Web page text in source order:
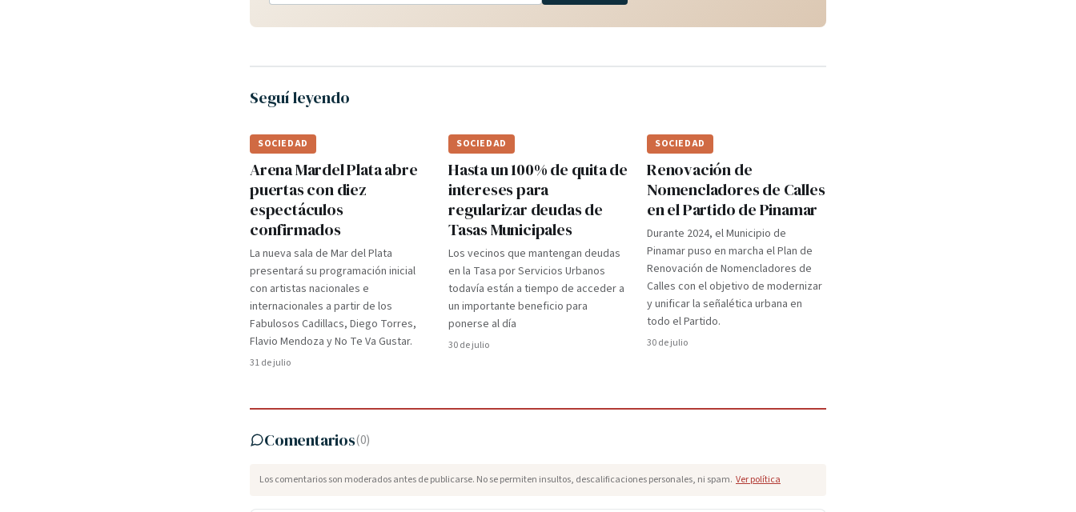
Seguí leyendo
SOCIEDAD
Arena Mardel Plata abre
puertas con diez
espectáculos
confirmados
La nueva sala de Mar del Plata
presentará su programación inicial
con artistas nacionales e
internacionales a partir de los
Fabulosos Cadillacs, Diego Torres,
Flavio Mendoza y No Te Va Gustar.
31 de julio
SOCIEDAD
Hasta un 100% de quita de
intereses para
regularizar deudas de
Tasas Municipales
Los vecinos que mantengan deudas
en la Tasa por Servicios Urbanos
todavía están a tiempo de acceder a
un importante beneficio para
ponerse al día
30 de julio
SOCIEDAD
Renovación de
Nomencladores de Calles
en el Partido de Pinamar
Durante 2024, el Municipio de
Pinamar puso en marcha el Plan de
Renovación de Nomencladores de
Calles con el objetivo de modernizar
y unificar la señalética urbana en
todo el Partido.
30 de julio
Comentarios(0)
Los comentarios son moderados antes de publicarse. No se permiten insultos, descalificaciones personales, ni spam. Ver política